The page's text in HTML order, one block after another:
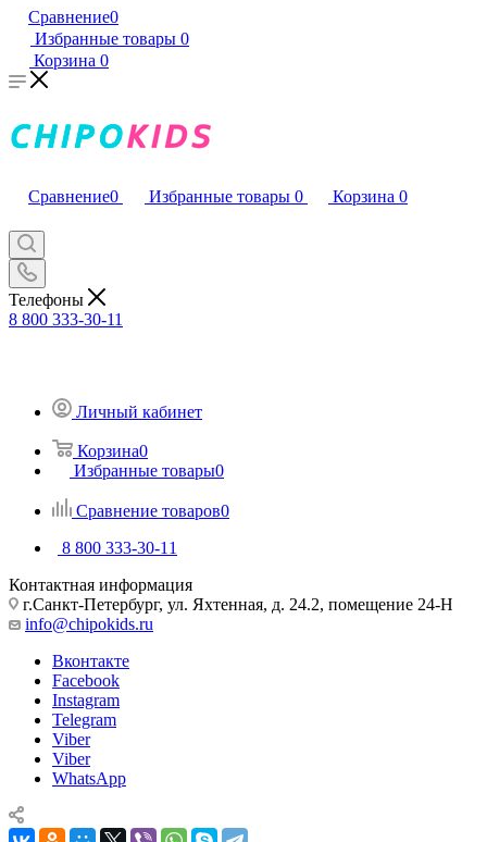
Сравнение0
Избранные товары 0
Корзина 0
Сравнение0 Избранные товары 0 Корзина 0
Телефоны
8 800 333-30-11
Личный кабинет
Корзина0
Избранные товары0
Сравнение товаров0
8 800 333-30-11
Контактная информация
г.Санкт-Петербург, ул. Яхтенная, д. 24.2, помещение 24-Н
info@chipokids.ru
Вконтакте
Facebook
Instagram
Telegram
Viber
Viber
WhatsApp